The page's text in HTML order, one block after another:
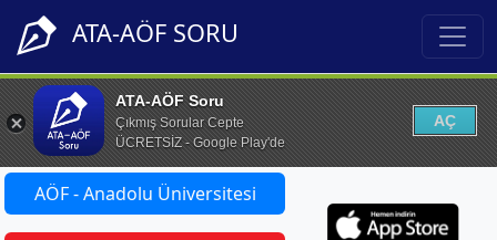
ATA-AÖF SORU
ATA-AÖF Soru
Çıkmış Sorular Cepte
ÜCRETSİZ - Google Play'de
AÇ
AÖF - Anadolu Üniversitesi